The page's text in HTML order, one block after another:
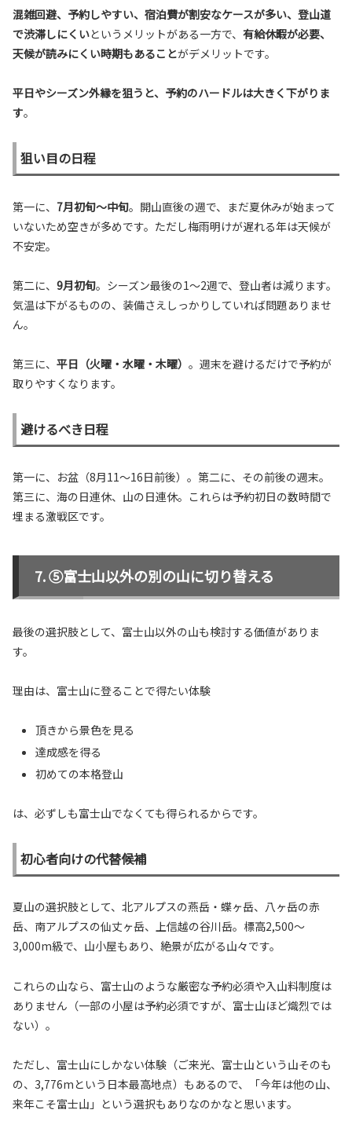
混雑回避、予約しやすい、宿泊費が割安なケースが多い、登山道
で渋滞しにくいというメリットがある一方で、 有給休暇が必要、
天候が読みにくい時期もあることがデメリットです。
平日やシーズン外縁を狙うと、予約のハードルは大きく下がりま
す。
狙い目の日程
第一に、 7月初旬〜中旬。開山直後の週で、まだ夏休みが始まって
いないため空きが多めです。ただし梅雨明けが遅れる年は天候が
不安定。
第二に、 9月初旬。シーズン最後の1〜2週で、登山者は減ります。
気温は下がるものの、装備さえしっかりしていれば問題ありませ
ん。
第三に、 平日（火曜・水曜・木曜） 。週末を避けるだけで予約が
取りやすくなります。
避けるべき日程
第一に、お盆（8月11〜16日前後）。第二に、その前後の週末。
第三に、海の日連休、山の日連休。これらは予約初日の数時間で
埋まる激戦区です。
⑤富士山以外の別の山に切り替える
最後の選択肢として、富士山以外の山も検討する価値がありま
す。
理由は、富士山に登ることで得たい体験
頂きから景色を見る
達成感を得る
初めての本格登山
は、必ずしも富士山でなくても得られるからです。
初心者向けの代替候補
夏山の選択肢として、北アルプスの燕岳・蝶ヶ岳、八ヶ岳の赤
岳、南アルプスの仙丈ヶ岳、上信越の谷川岳。標高2,500〜
3,000m級で、山小屋もあり、絶景が広がる山々です。
これらの山なら、富士山のような厳密な予約必須や入山料制度は
ありません（一部の小屋は予約必須ですが、富士山ほど熾烈では
ない）。
ただし、富士山にしかない体験（ご来光、富士山という山そのも
の、3,776mという日本最高地点）もあるので、「今年は他の山、
来年こそ富士山」という選択もありなのかなと思います。